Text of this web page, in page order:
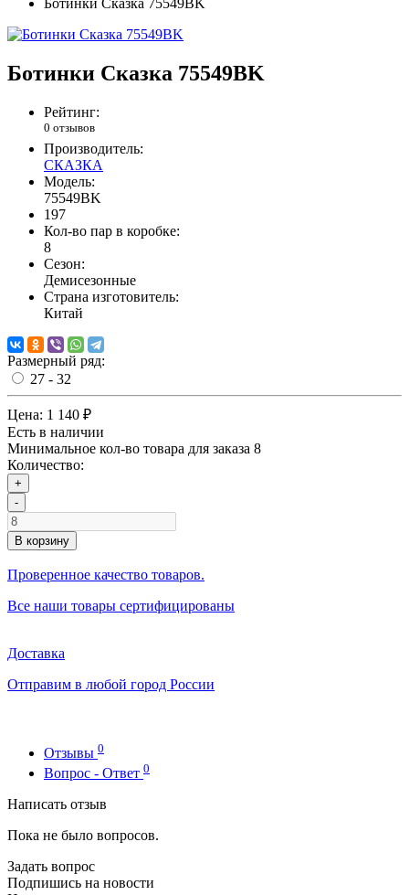
Ботинки Сказка 75549BK
Ботинки Сказка 75549BK
Рейтинг:
0 отзывов
Производитель:
СКАЗКА
Модель:
75549BK
197
Кол-во пар в коробке:
8
Сезон:
Демисезонные
Страна изготовитель:
Китай
Размерный ряд:
27 - 32
Цена: 1 140 ₽
Есть в наличии
Минимальное кол-во товара для заказа 8
Количество:
+
-
В корзину
Проверенное качество товаров.
Все наши товары сертифицированы
Доставка
Отправим в любой город России
Отзывы 0
Вопрос - Ответ 0
Написать отзыв
Пока не было вопросов.
Задать вопрос
Подпишись на новости